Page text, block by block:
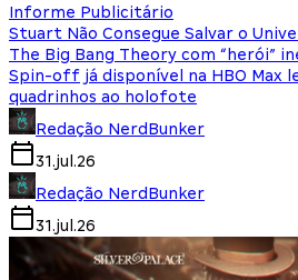
Informe Publicitário
Stuart Não Consegue Salvar o
The Big Bang Theory com “herói”
Spin-off já disponível na HBO Max
quadrinhos ao holofote
Redação NerdBunker
31.jul.26
Redação NerdBunker
31.jul.26